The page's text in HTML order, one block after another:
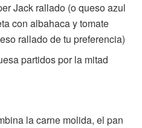
Jack rallado (o queso azul
con albahaca y tomate
rallado de tu preferencia)
partidos por la mitad
la carne molida, el pan